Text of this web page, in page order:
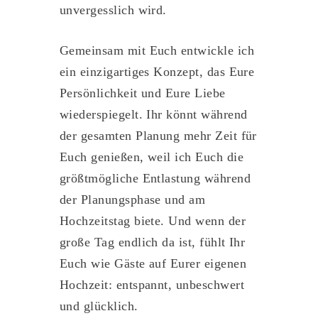
unvergesslich wird.
Gemeinsam mit Euch entwickle ich
ein einzigartiges Konzept, das Eure
Persönlichkeit und Eure Liebe
wiederspiegelt. Ihr könnt während
der gesamten Planung mehr Zeit für
Euch genießen, weil ich Euch die
größtmögliche Entlastung während
der Planungsphase und am
Hochzeitstag biete. Und wenn der
große Tag endlich da ist, fühlt Ihr
Euch wie Gäste auf Eurer eigenen
Hochzeit: entspannt, unbeschwert
und glücklich.